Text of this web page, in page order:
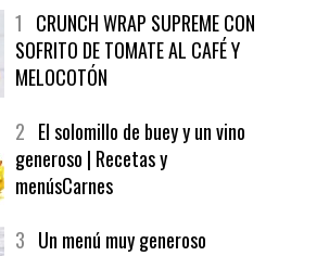
1 CRUNCH WRAP SUPREME CON
SOFRITO DE TOMATE AL CAFÉ Y
MELOCOTÓN
2 El solomillo de buey y un vino
generoso | Recetas y
menúsCarnes
3 Un menú muy generoso